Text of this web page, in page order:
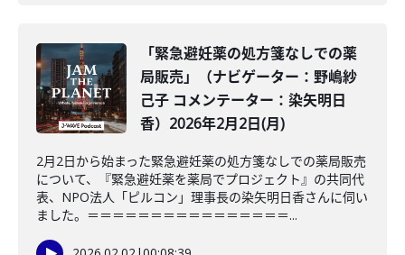
「緊急避妊薬の処方箋なしでの薬
局販売」（ナビゲーター：野嶋紗
己子 コメンテーター：染矢明日
香）2026年2月2日(月)
2月2日から始まった緊急避妊薬の処方箋なしでの薬局販売
について、『緊急避妊薬を薬局でプロジェクト』の共同代
表、NPO法人「ピルコン」理事長の染矢明日香さんに伺い
ました。＝＝＝＝＝＝＝＝＝＝＝＝＝＝＝＝...